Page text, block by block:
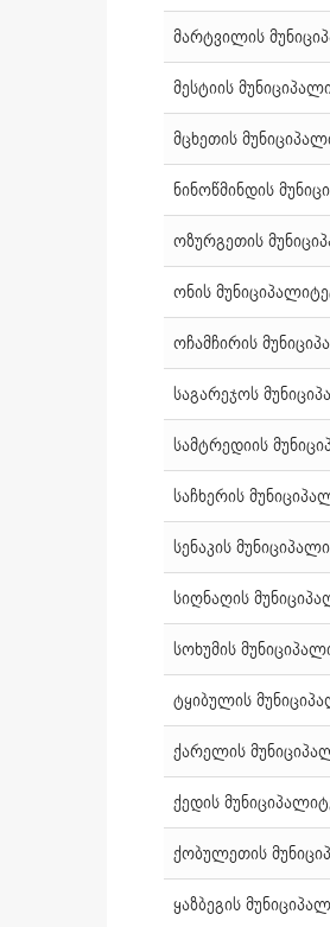
მარტვილის
მესტიის
მცხეთის
ნინოწმინდის
ოზურგეთის
ონის
ოჩამჩირის
საგარეჯოს
სამტრედიის
საჩხერის
სენაკის
სიღნაღის
სოხუმის
ტყიბულის
ქარელის
ქედის
ქობულეთის
ყაზბეგის